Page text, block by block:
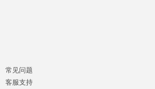
常见问题
客服支持